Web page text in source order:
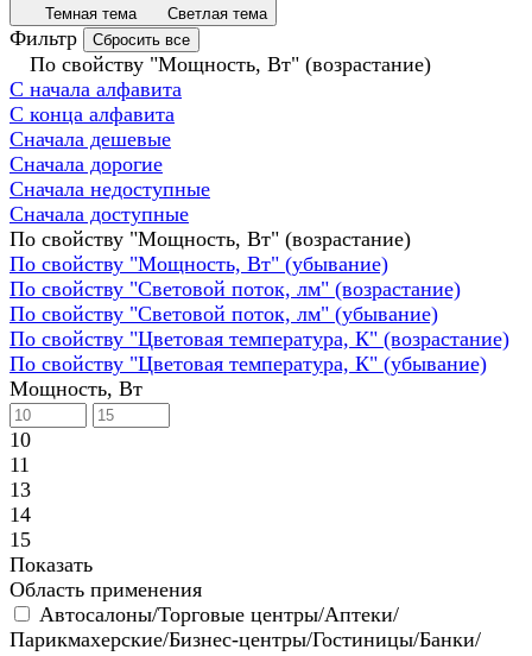
Темная тема Светлая тема
Фильтр Сбросить все
По свойству "Мощность, Вт" (возрастание)
С начала алфавита
С конца алфавита
Сначала дешевые
Сначала дорогие
Сначала недоступные
Сначала доступные
По свойству "Мощность, Вт" (возрастание)
По свойству "Мощность, Вт" (убывание)
По свойству "Световой поток, лм" (возрастание)
По свойству "Световой поток, лм" (убывание)
По свойству "Цветовая температура, К" (возрастание)
По свойству "Цветовая температура, К" (убывание)
Мощность, Вт
10
11
13
14
15
Показать
Область применения
Автосалоны/Торговые центры/Аптеки/
Парикмахерские/Бизнес-центры/Гостиницы/Банки/